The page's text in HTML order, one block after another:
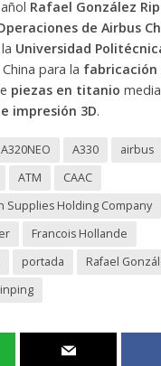
Rafael González
de Airbus
Universidad
para la fabricación
piezas en titanio
impresión 3D.
A320NEO A330
airbus
ATM
CAAC
Supplies Holding Company
Francois Hollande
portada
Rafael